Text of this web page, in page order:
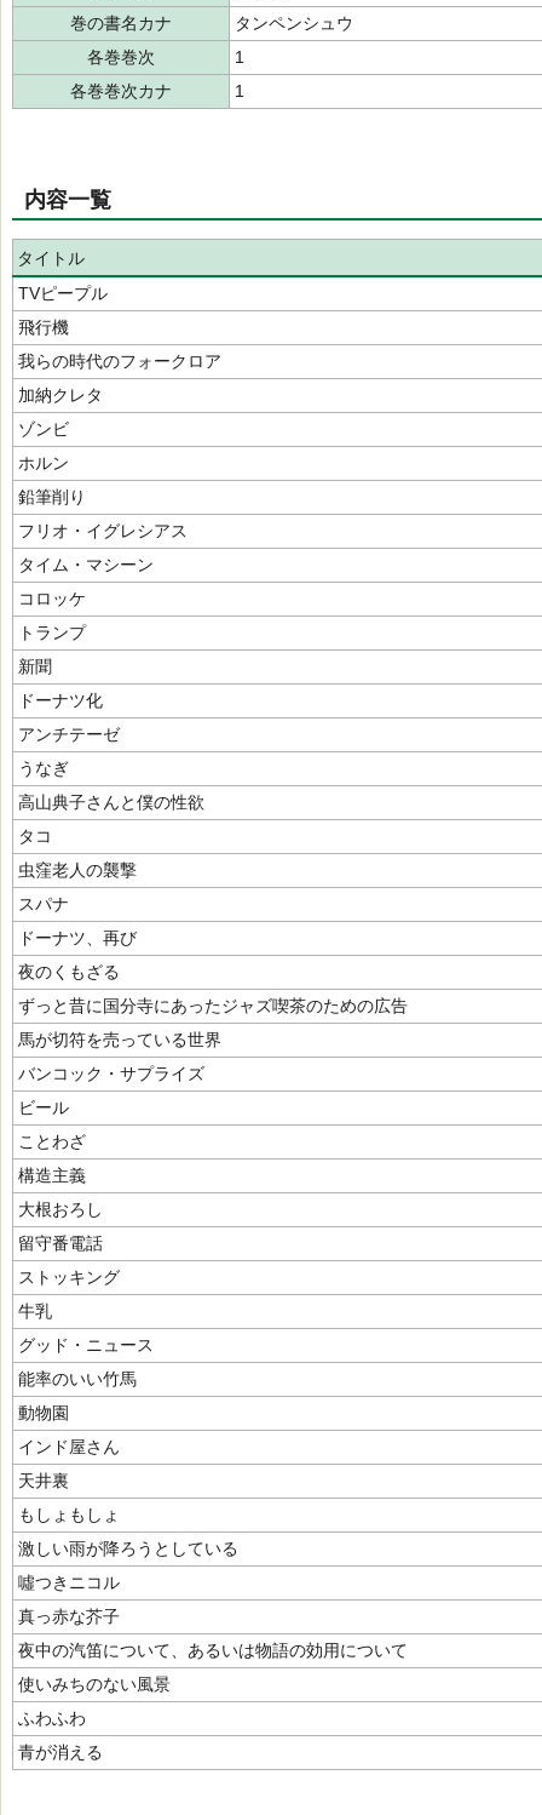
巻の書名カナ
タンペンシュウ
各巻巻次
1
各巻巻次カナ
1
内容一覧
タイトル
TVピープル
飛行機
我らの時代のフォークロア
加納クレタ
ゾンビ
ホルン
鉛筆削り
フリオ・イグレシアス
タイム・マシーン
コロッケ
トランプ
新聞
ドーナツ化
アンチテーゼ
うなぎ
高山典子さんと僕の性欲
タコ
虫窪老人の襲撃
スパナ
ドーナツ、再び
夜のくもざる
ずっと昔に国分寺にあったジャズ喫茶のための広告
馬が切符を売っている世界
バンコック・サプライズ
ビール
ことわざ
構造主義
大根おろし
留守番電話
ストッキング
牛乳
グッド・ニュース
能率のいい竹馬
動物園
インド屋さん
天井裏
もしょもしょ
激しい雨が降ろうとしている
噓つきニコル
真っ赤な芥子
夜中の汽笛について、あるいは物語の効用について
使いみちのない風景
ふわふわ
青が消える